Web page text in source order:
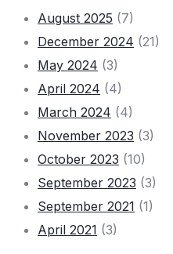
August 2025 (7)
December 2024 (21)
May 2024 (3)
April 2024 (4)
March 2024 (4)
November 2023 (3)
October 2023 (10)
September 2023 (3)
September 2021 (1)
April 2021 (3)